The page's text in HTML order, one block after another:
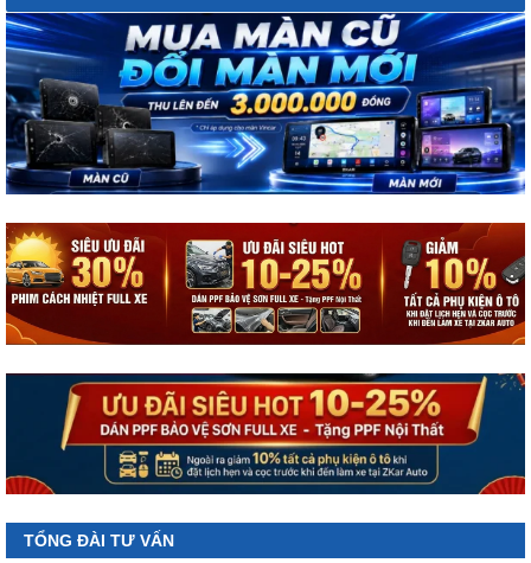
TỔNG ĐÀI TƯ VẤN
Hotline 1
0987.801.029